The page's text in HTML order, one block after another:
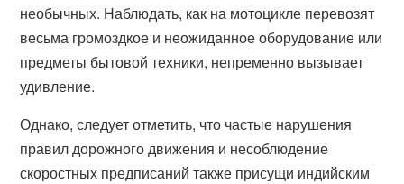
необычных. Наблюдать, как на мотоцикле перевозят
весьма громоздкое и неожиданное оборудование или
предметы бытовой техники, непременно вызывает
удивление.
Однако, следует отметить, что частые нарушения
правил дорожного движения и несоблюдение
скоростных предписаний также присущи индийским